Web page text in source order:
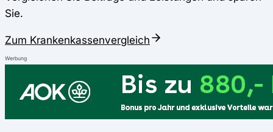
Sie.
Zum Krankenkassenvergleich
Werbung